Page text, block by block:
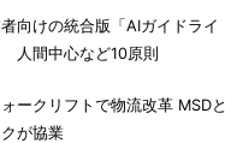
向けの統合版「AIガイドライ
人間中心など10原則
ークリフトで物流改革 MSDと
が協業